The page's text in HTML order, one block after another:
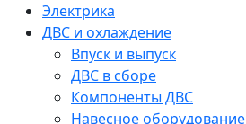
Электрика
ДВС и охлаждение
Впуск и выпуск
ДВС в сборе
Компоненты ДВС
Навесное оборудование